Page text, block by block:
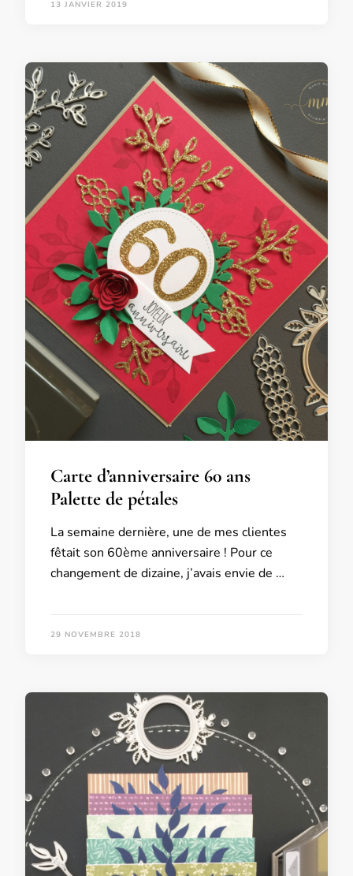
13 JANVIER 2019
Carte d’anniversaire 60 ans
Palette de pétales
La semaine dernière, une de mes clientes
fêtait son 60ème anniversaire ! Pour ce
changement de dizaine, j’avais envie de …
29 NOVEMBRE 2018